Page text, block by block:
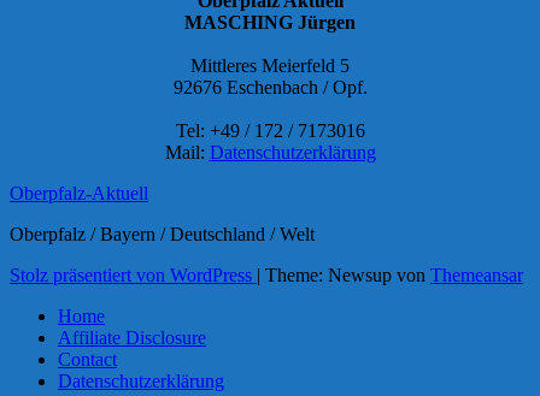
MASCHING Jürgen
Mittleres Meierfeld 5
92676 Eschenbach / Opf.
Tel: +49 / 172 / 7173016
Mail: Datenschutzerklärung
Oberpfalz-Aktuell
Oberpfalz / Bayern / Deutschland / Welt
Stolz präsentiert von WordPress | Theme: Newsup von Themeansar
Home
Affiliate Disclosure
Contact
Datenschutzerklärung